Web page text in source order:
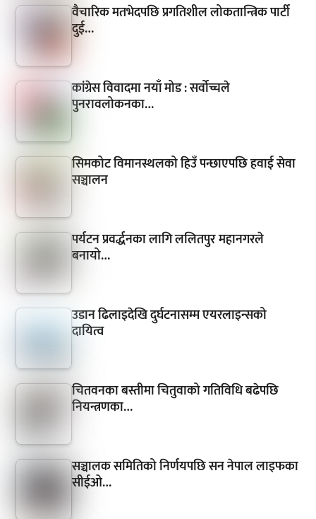
वैचारिक मतभेदपछि प्रगतिशील लोकतान्त्रिक पार्टी
दुई…
कांग्रेस विवादमा नयाँ मोड : सर्वोच्चले
पुनरावलोकनका…
सिमकोट विमानस्थलको हिउँ पन्छाएपछि हवाई सेवा
सञ्चालन
पर्यटन प्रवर्द्धनका लागि ललितपुर महानगरले
बनायो…
उडान ढिलाइदेखि दुर्घटनासम्म एयरलाइन्सको
दायित्व
चितवनका बस्तीमा चितुवाको गतिविधि बढेपछि
नियन्त्रणका…
सञ्चालक समितिको निर्णयपछि सन नेपाल लाइफका
सीईओ…